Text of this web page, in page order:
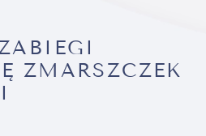
ZMARSZCZEK